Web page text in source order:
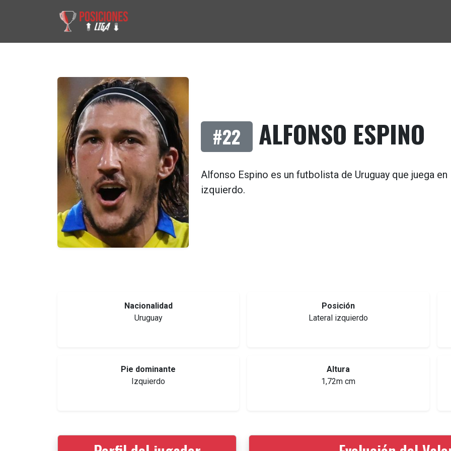
#22 ALFONSO ESPINO
Alfonso Espino es un futbolista de Uruguay que juega en
izquierdo.
Nacionalidad
Uruguay
Posición
Lateral izquierdo
Pie dominante
Izquierdo
Altura
1,72m cm